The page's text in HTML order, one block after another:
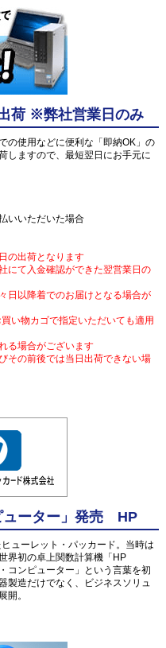
荷 ※弊社営業日のみ
の使用などに便利な「即納OK」の
しますので、最短翌日にお手元に
いいただいた場合
の出荷となります
にて入金確認ができた翌営業日の
日以降着でのお届けとなる場合が
い物カゴで指定いただいても適用
る場合がございます
その前後では当日出荷できない場
ューター」発売 HP
ューレット・パッカード。当時は
界初の卓上関数計算機「HP
コンピューター」という言葉を初
製造だけでなく、ビジネスソリュ
開。